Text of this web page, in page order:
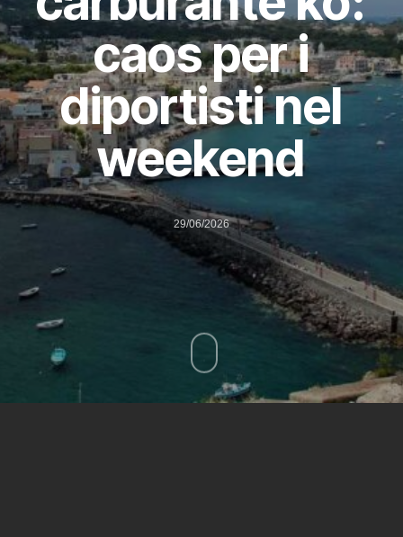
caos per i
diportisti nel
weekend
29/06/2026